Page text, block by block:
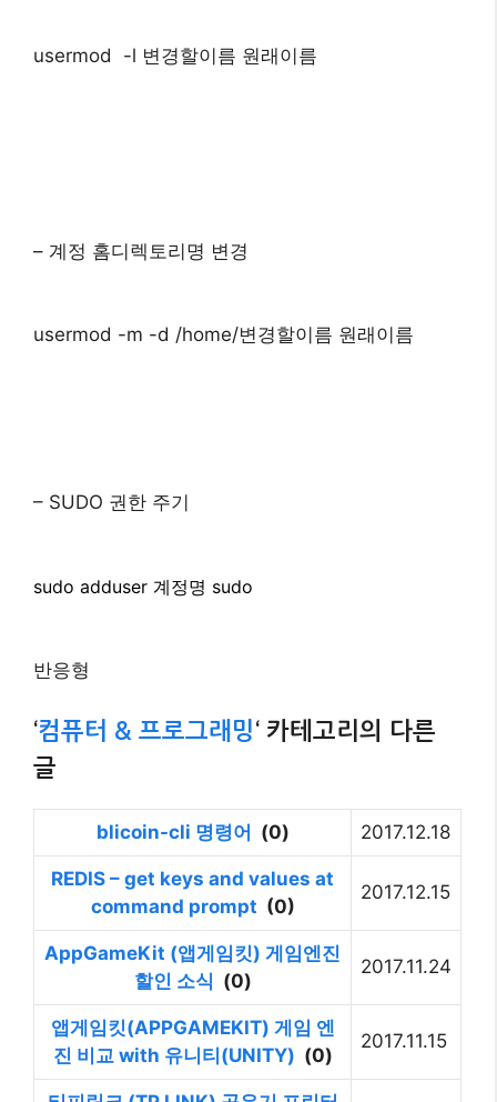
usermod -l 변경할이름 원래이름
– 계정 홈디렉토리명 변경
usermod -m -d /home/변경할이름 원래이름
– SUDO 권한 주기
sudo adduser 계정명 sudo
반응형
‘컴퓨터 & 프로그래밍‘ 카테고리의 다른
글
blicoin-cli 명령어 (0) 2017.12.18
REDIS – get keys and values at
command prompt (0)
2017.12.15
AppGameKit (앱게임킷) 게임엔진
할인 소식 (0)
2017.11.24
앱게임킷(APPGAMEKIT) 게임 엔
진 비교 with 유니티(UNITY) (0)
2017.11.15